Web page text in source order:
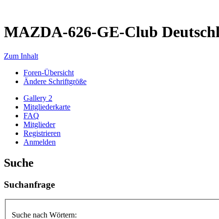
MAZDA-626-GE-Club
Zum Inhalt
Foren-Übersicht
Ändere Schriftgröße
Gallery 2
Mitgliederkarte
FAQ
Mitglieder
Registrieren
Anmelden
Suche
Suchanfrage
Suche nach Wörtern: